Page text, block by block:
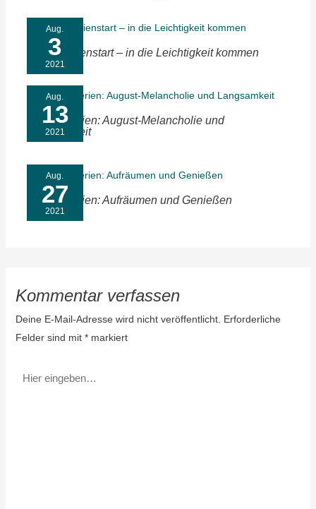
Aug.
3
2021
Unser Ferienstart – in die Leichtigkeit kommen
Aug.
13
2021
Sommerferien: August-Melancholie und
Langsamkeit
Aug.
27
2021
Sommerferien: Aufräumen und Genießen
Kommentar verfassen
Deine E-Mail-Adresse wird nicht veröffentlicht. Erforderliche
Felder sind mit *markiert